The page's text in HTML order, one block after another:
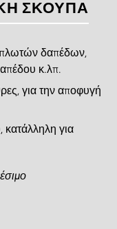
ΣΚΟΎΠΑ
πλωτών δαπέδων,
κ.λπ.
για την αποφυγή
για